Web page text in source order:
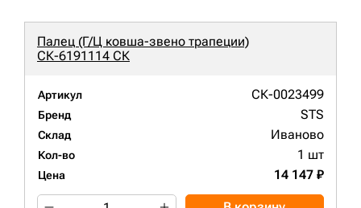
Палец (Г/Ц ковша-звено трапеции)
СК-6191114 СК
Артикул СК-0023499
Бренд STS
Склад Иваново
Кол-во 1 шт
Цена 14 147 ₽